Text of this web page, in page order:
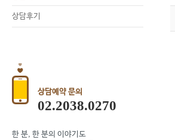
상담후기
상담예약 문의
02.2038.0270
한 분, 한 분의 이야기도